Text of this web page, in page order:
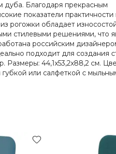
дуба. Благодаря прекрасным
показатели практичности
рогожки обладает
стилевыми решениями, что
российским
подходит для создания
44,1х53,2х88,2 см.
или салфеткой с